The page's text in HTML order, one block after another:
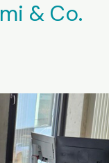
& Co.